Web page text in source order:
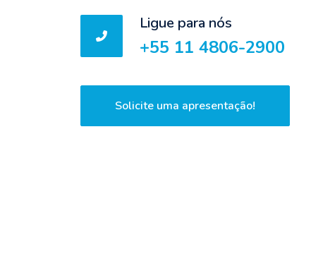
Ligue para nós
+55 11 4806-2900
Solicite uma apresentação!